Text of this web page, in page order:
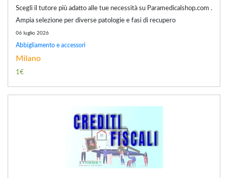
Scegli il tutore più adatto alle tue necessità su Paramedicalshop.com .
Ampia selezione per diverse patologie e fasi di recupero
06 luglio 2026
Abbigliamento e accessori
Milano
1€